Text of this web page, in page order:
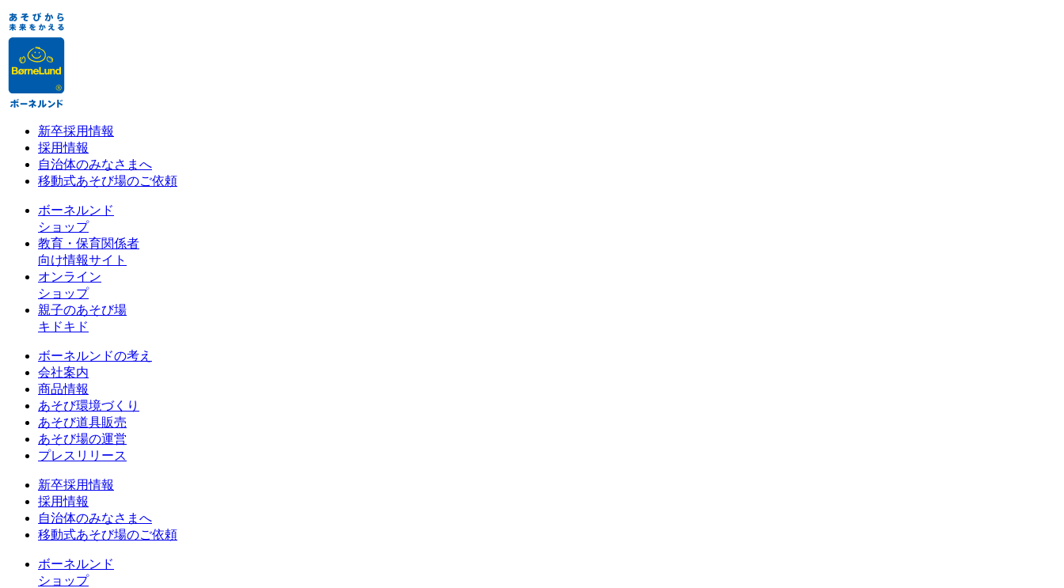
新卒採用情報
採用情報
自治体のみなさまへ
移動式あそび場のご依頼
ボーネルンド
ショップ
教育・保育関係者
向け情報サイト
オンライン
ショップ
親子のあそび場
キドキド
ボーネルンドの考え
会社案内
商品情報
あそび環境づくり
あそび道具販売
あそび場の運営
プレスリリース
新卒採用情報
採用情報
自治体のみなさまへ
移動式あそび場のご依頼
ボーネルンド
ショップ